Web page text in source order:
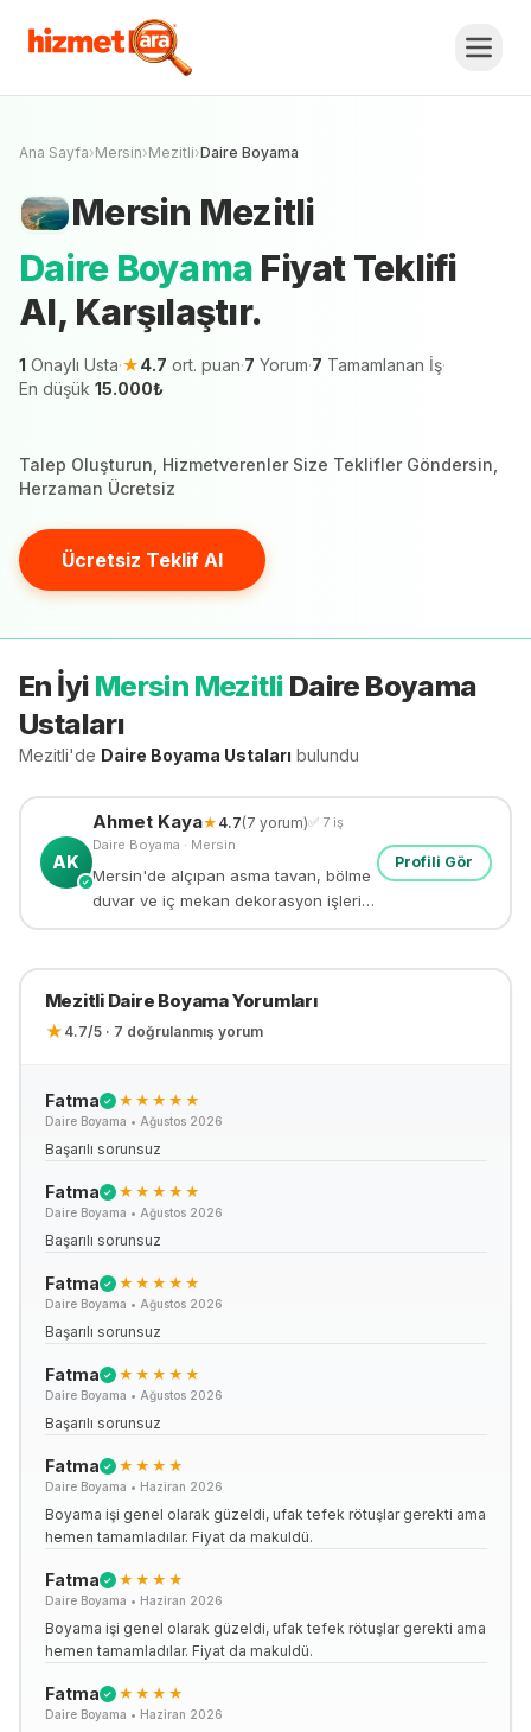
Daire Boyama
Al, Karşılaştır.
Ücretsiz Teklif Al
Ana Sayfa›Mersin›Mezitli›Daire Boyama
Mersin Mezitli
Daire Boyama Fiyat Teklifi
Al, Karşılaştır.
1 Onaylı Usta·★4.7 ort. puan·7 Yorum·7 Tamamlanan İş·
En düşük 15.000₺
Talep Oluşturun, Hizmetverenler Size Teklifler Göndersin,
Herzaman Ücretsiz
Ücretsiz Teklif Al
En İyi Mersin Mezitli Daire Boyama
Ustaları
Mezitli'de Daire Boyama Ustaları bulundu
AK
✓
Ahmet Kaya★ 4.7(7 yorum)✅ 7iş
Daire Boyama · Mersin
Mersin'de alçıpan asma tavan, bölme
duvar ve iç mekan dekorasyon işleri.
Uygun fiyat, kaliteli işçilik.
Profili Gör
Mezitli Daire BoyamaYorumları
★ 4.7/5 · 7 doğrulanmış yorum
Fatma ✓ ★★★★★
Daire Boyama • Ağustos 2026
Başarılı sorunsuz
Fatma ✓ ★★★★★
Daire Boyama • Ağustos 2026
Başarılı sorunsuz
Fatma ✓ ★★★★★
Daire Boyama • Ağustos 2026
Başarılı sorunsuz
Fatma ✓ ★★★★★
Daire Boyama • Ağustos 2026
Başarılı sorunsuz
Fatma ✓ ★★★★
Daire Boyama • Haziran 2026
Boyama işi genel olarak güzeldi, ufak tefek rötuşlar gerekti ama
hemen tamamladılar. Fiyat da makuldü.
Fatma ✓ ★★★★
Daire Boyama • Haziran 2026
Boyama işi genel olarak güzeldi, ufak tefek rötuşlar gerekti ama
hemen tamamladılar. Fiyat da makuldü.
Fatma ✓ ★★★★
Daire Boyama • Haziran 2026